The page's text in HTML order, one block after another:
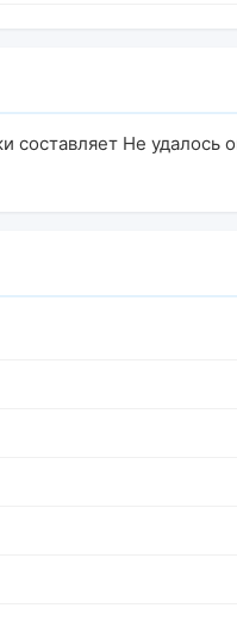
составляет Не удалось